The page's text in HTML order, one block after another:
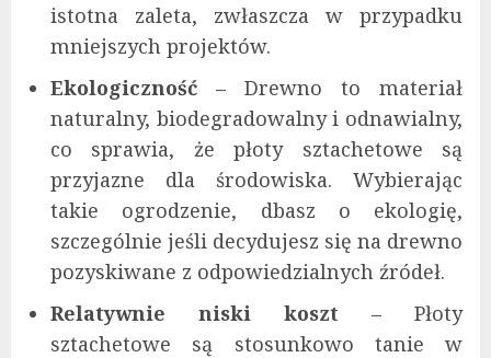
istotna zaleta, zwłaszcza w przypadku
mniejszych projektów.
Ekologiczność – Drewno to materiał
naturalny, biodegradowalny i odnawialny,
co sprawia, że płoty sztachetowe są
przyjazne dla środowiska. Wybierając
takie ogrodzenie, dbasz o ekologię,
szczególnie jeśli decydujesz się na drewno
pozyskiwane z odpowiedzialnych źródeł.
Relatywnie niski koszt – Płoty
sztachetowe są stosunkowo tanie w